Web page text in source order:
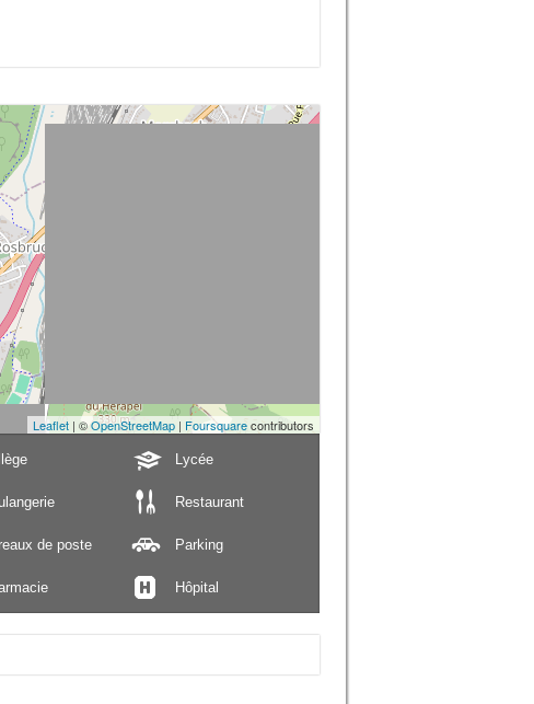
Leaflet | ©OpenStreetMap | Foursquarecontributors
Lycée
Restaurant
de poste Parking
Hôpital